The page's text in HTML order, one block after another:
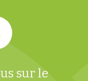
sur le